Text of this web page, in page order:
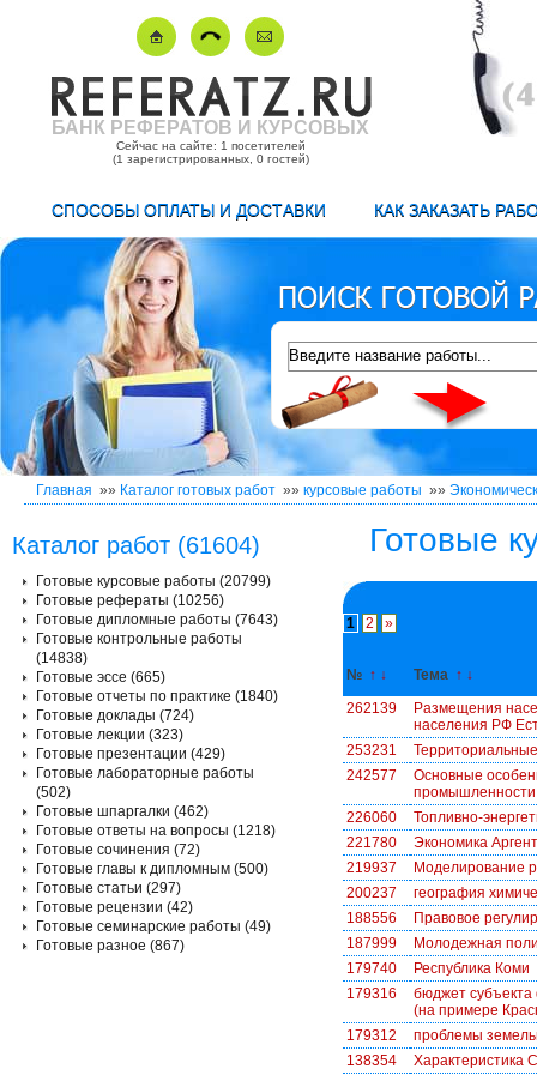
БАНК РЕФЕРАТОВ И КУРСОВЫХ
Сейчас на сайте: 1 посетителей
(1 зарегистрированных, 0 гостей)
СПОСОБЫ ОПЛАТЫ И ДОСТАВКИ КАК ЗАКАЗАТЬ
Главная »» Каталог готовых работ »» курсовые работы »»
Готовые
1 2 »
№ ↑ ↓ Тема ↑ ↓
262139
Размещения
населения РФ
253231
242577
Основные
промышленности
226060
Топливно-
221780
Экономика
219937
Моделирование
200237
география
188556
Правовое
187999
Молодежная
179740
Республика Коми
179316
бюджет субъекта
(на примере
179312
проблемы
138354
Характеристика
Каталог работ (61604)
Готовые курсовые работы (20799)
Готовые рефераты (10256)
Готовые дипломные работы (7643)
Готовые контрольные работы
(14838)
Готовые эссе (665)
Готовые отчеты по практике (1840)
Готовые доклады (724)
Готовые лекции (323)
Готовые презентации (429)
Готовые лабораторные работы
(502)
Готовые шпаргалки (462)
Готовые ответы на вопросы (1218)
Готовые сочинения (72)
Готовые главы к дипломным (500)
Готовые статьи (297)
Готовые рецензии (42)
Готовые семинарские работы (49)
Готовые разное (867)